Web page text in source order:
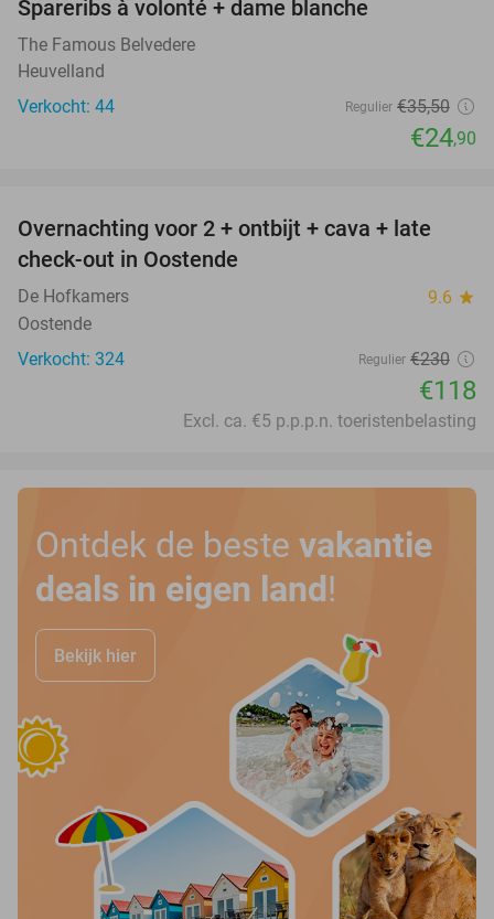
Spareribs à volonté + dame blanche
The Famous Belvedere
Heuvelland
Verkocht: 44
Regulier €35,50
€24,90
49%
Overnachting voor 2 + ontbijt + cava + late
check-out in Oostende
De Hofkamers 9.6 star
Oostende
Verkocht: 324
Regulier €230
€118
Excl. ca. €5 p.p.p.n. toeristenbelasting
Ontdek de beste vakantie
deals in eigen land !
Bekijk hier